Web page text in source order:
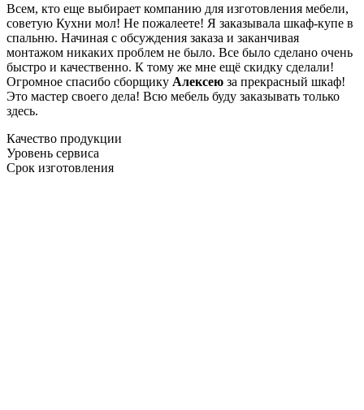
Всем, кто еще выбирает компанию для изготовления мебели,
советую Кухни мол! Не пожалеете! Я заказывала шкаф-купе в
спальню. Начиная с обсуждения заказа и заканчивая
монтажом никаких проблем не было. Все было сделано очень
быстро и качественно. К тому же мне ещё скидку сделали!
Огромное спасибо сборщику Алексею за прекрасный шкаф!
Это мастер своего дела! Всю мебель буду заказывать только
здесь.
Качество продукции
Уровень сервиса
Срок изготовления